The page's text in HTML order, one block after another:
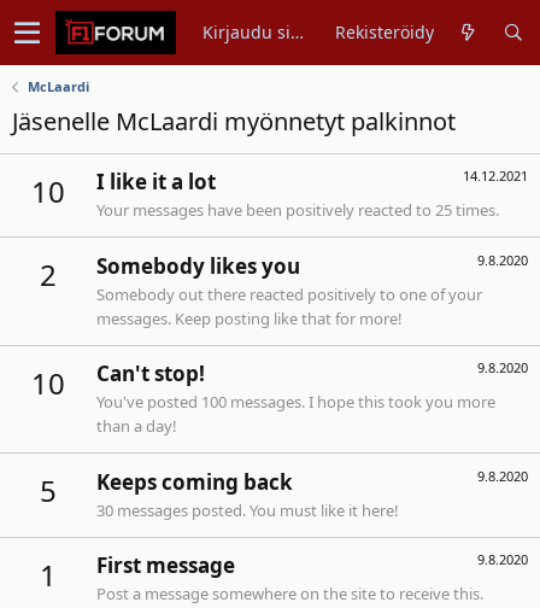
Kirjaudu sisään Rekisteröidy
McLaardi
Jäsenelle McLaardi myönnetyt palkinnot
10 14.12.2021
I like it a lot
Your messages have been positively reacted to 25 times.
2 9.8.2020
Somebody likes you
Somebody out there reacted positively to one of your
messages. Keep posting like that for more!
10 9.8.2020
Can't stop!
You've posted 100 messages. I hope this took you more
than a day!
5 9.8.2020
Keeps coming back
30 messages posted. You must like it here!
1 9.8.2020
First message
Post a message somewhere on the site to receive this.